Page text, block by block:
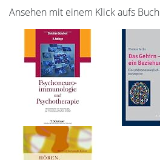
Ansehen mit einem Klick aufs Buch